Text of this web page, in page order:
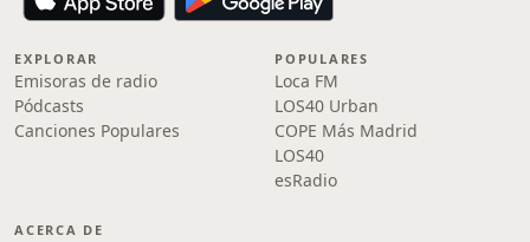
EXPLORAR
Emisoras de radio
Pódcasts
Canciones Populares
POPULARES
Loca FM
LOS40 Urban
COPE Más Madrid
LOS40
esRadio
ACERCA DE